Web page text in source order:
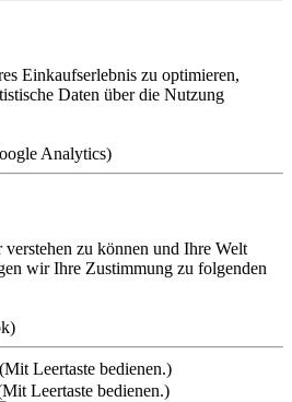
Einkaufserlebnis zu optimieren,
Daten über die Nutzung
Analytics)
zu können und Ihre Welt
wir Ihre Zustimmung zu folgenden
(Mit Leertaste bedienen.)
Leertaste bedienen.)